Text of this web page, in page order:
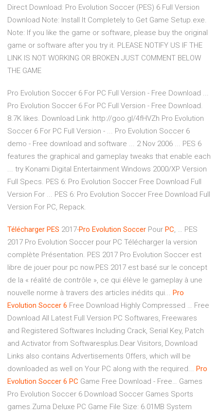
Direct Download: Pro Evolution Soccer (PES) 6 Full Version
Download Note: Install It Completely to Get Game Setup.exe.
Note: If you like the game or software, please buy the original
game or software after you try it. PLEASE NOTIFY US IF THE
LINK IS NOT WORKING OR BROKEN JUST COMMENT BELOW
THE GAME
Pro Evolution Soccer 6 For PC Full Version - Free Download ...
Pro Evolution Soccer 6 For PC Full Version - Free Download.
8.7K likes. Download Link :http://goo.gl/4fHVZh Pro Evolution
Soccer 6 For PC Full Version - ... Pro Evolution Soccer 6
demo - Free download and software ... 2 Nov 2006 ... PES 6
features the graphical and gameplay tweaks that enable each
... try Konami Digital Entertainment Windows 2000/XP Version
Full Specs. PES 6: Pro Evolution Soccer Free Download Full
Version For ... PES 6: Pro Evolution Soccer Free Download Full
Version For PC, Repack.
Télécharger PES 2017-Pro Evolution Soccer Pour PC, … PES
2017 Pro Evolution Soccer pour PC Télécharger la version
complète Présentation. PES 2017 Pro Evolution Soccer est
libre de jouer pour pc now.PES 2017 est basé sur le concept
de la « réalité de contrôle », ce qui élève le gameplay à une
nouvelle norme à travers des articles inédits qui... Pro
Evolution Soccer 6 Free Download Highly Compressed … Free
Download All Latest Full Version PC Softwares, Freewares
and Registered Softwares Including Crack, Serial Key, Patch
and Activator from Softwaresplus.Dear Visitors, Download
Links also contains Advertisements Offers, which will be
downloaded as well on Your PC along with the required... Pro
Evolution Soccer 6 PC Game Free Download - Free… Games
Pro Evolution Soccer 6 Download Soccer Games Sports
games.Zuma Deluxe PC Game File Size: 6.01MB System